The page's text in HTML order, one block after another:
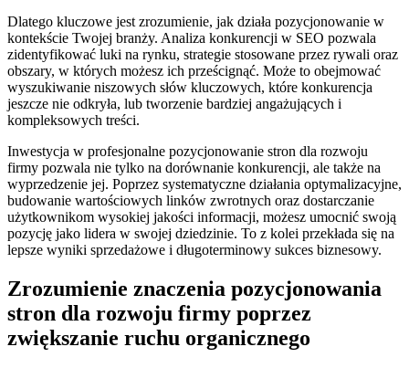
Dlatego kluczowe jest zrozumienie, jak działa pozycjonowanie w
kontekście Twojej branży. Analiza konkurencji w SEO pozwala
zidentyfikować luki na rynku, strategie stosowane przez rywali oraz
obszary, w których możesz ich prześcignąć. Może to obejmować
wyszukiwanie niszowych słów kluczowych, które konkurencja
jeszcze nie odkryła, lub tworzenie bardziej angażujących i
kompleksowych treści.
Inwestycja w profesjonalne pozycjonowanie stron dla rozwoju
firmy pozwala nie tylko na dorównanie konkurencji, ale także na
wyprzedzenie jej. Poprzez systematyczne działania optymalizacyjne,
budowanie wartościowych linków zwrotnych oraz dostarczanie
użytkownikom wysokiej jakości informacji, możesz umocnić swoją
pozycję jako lidera w swojej dziedzinie. To z kolei przekłada się na
lepsze wyniki sprzedażowe i długoterminowy sukces biznesowy.
Zrozumienie znaczenia pozycjonowania
stron dla rozwoju firmy poprzez
zwiększanie ruchu organicznego